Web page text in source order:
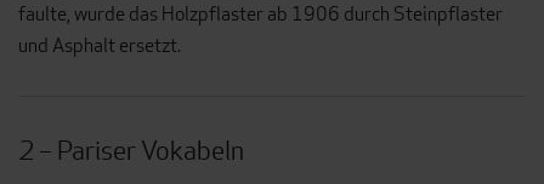
faulte, wurde das Holzpflaster ab 1906 durch Steinpflaster
und Asphalt ersetzt.
2 – Pariser Vokabeln